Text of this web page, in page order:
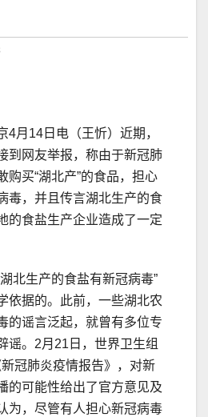
14日电（王忻）近期，
到网友举报，称由于新冠肺
购买“湖北产”的食品，担心
毒，并且传言湖北生产的食
的食盐生产企业造成了一定
生产的食盐有新冠病毒”
依据的。此前，一些湖北农
的谣言泛起，就曾有多位专
谣。2月21日，世界卫生组
冠肺炎疫情报告》，对新
的可能性给出了官方意见及
为，尽管有人担心新冠病毒